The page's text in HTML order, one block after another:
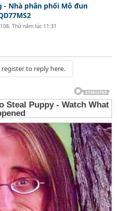
- Nhà phân phối Mô đun
,Thứ năm lúc 11:31
to reply here.